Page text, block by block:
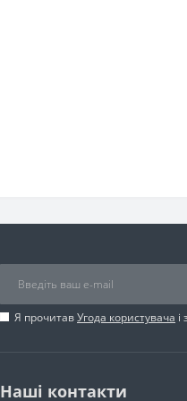
Я прочитавУгода користувача
Наші контакти